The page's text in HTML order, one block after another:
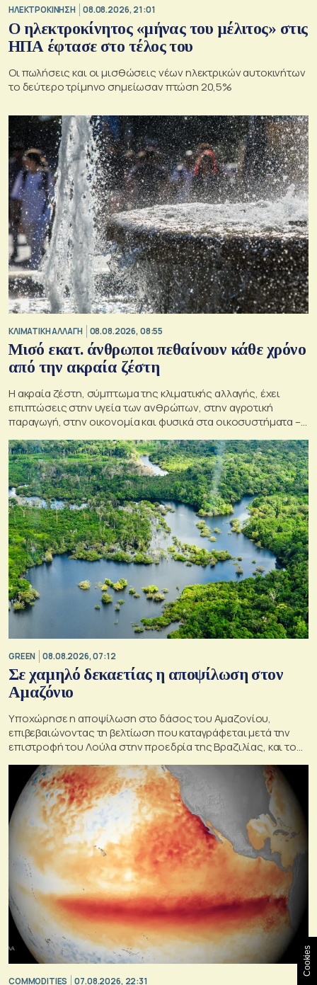
ΗΛΕΚΤΡΟΚΙΝΗΣΗ 08.08.2026, 21:01
Ο ηλεκτροκίνητος «μήνας του μέλιτος» στις
ΗΠΑ έφτασε στο τέλος του
Οι πωλήσεις και οι μισθώσεις νέων ηλεκτρικών αυτοκινήτων
το δεύτερο τρίμηνο σημείωσαν πτώση 20,5%
ΚΛΙΜΑΤΙΚΗ ΑΛΛΑΓΗ 08.08.2026, 08:55
Μισό εκατ. άνθρωποι πεθαίνουν κάθε χρόνο
από την ακραία ζέστη
Η ακραία ζέστη, σύμπτωμα της κλιματικής αλλαγής, έχει
επιπτώσεις στην υγεία των ανθρώπων, στην αγροτική
παραγωγή, στην οικονομία και φυσικά στα οικοσυστήματα –
Κρίσιμος ο παράγοντας της πρόληψης
GREEN 08.08.2026, 07:12
Σε χαμηλό δεκαετίας η αποψίλωση στον
Αμαζόνιο
Υποχώρησε η αποψίλωση στο δάσος του Αμαζονίου,
επιβεβαιώνοντας τη βελτίωση που καταγράφεται μετά την
επιστροφή του Λούλα στην προεδρία της Βραζιλίας, και του
στόχου του να την εξαλείψει έως το 2030.
COMMODITIES 07.08.2026, 22:31
Cookies